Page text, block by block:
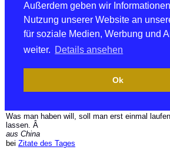
Außerdem geben wir
Nutzung unserer Website an
für soziale Medien, Werbung und
weiter. Details ansehen
Ok
Was man haben will, soll man erst einmal laufen
lassen. Â
aus China
bei Zitate des Tages